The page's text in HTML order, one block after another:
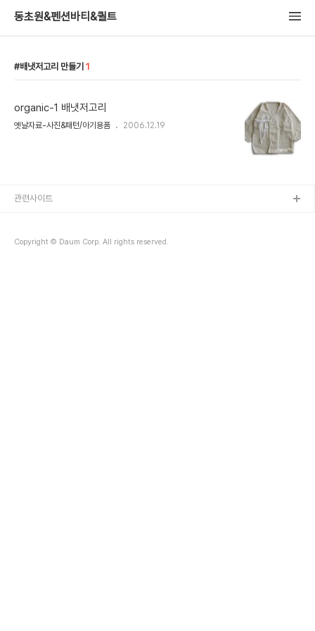
동초원&펜션바티&퀼트
배냇저고리 만들기 1
organic-1 배냇저고리
옛날자료-사진&패턴/아기용품 2006.12.19
Copyright © Daum Corp. All rights reserved.
관련사이트